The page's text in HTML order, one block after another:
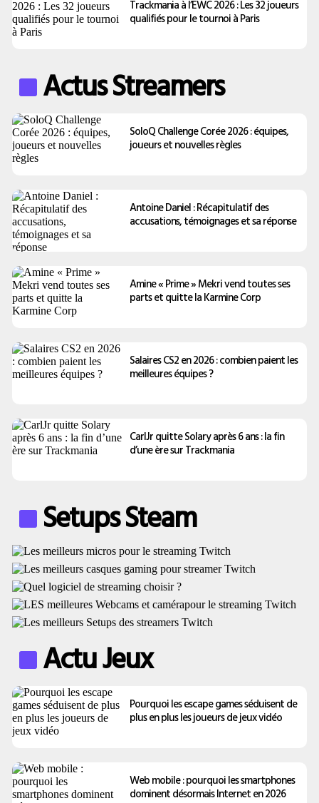
Trackmania à l’EWC 2026 : Les 32 joueurs
qualifiés pour le tournoi à Paris
Actus Streamers
SoloQ Challenge Corée 2026 : équipes,
joueurs et nouvelles règles
Antoine Daniel : Récapitulatif des
accusations, témoignages et sa réponse
Amine « Prime » Mekri vend toutes ses
parts et quitte la Karmine Corp
Salaires CS2 en 2026 : combien paient les
meilleures équipes ?
CarlJr quitte Solary après 6 ans : la fin
d’une ère sur Trackmania
Setups Steam
Actu Jeux
Pourquoi les escape games séduisent de
plus en plus les joueurs de jeux vidéo
Web mobile : pourquoi les smartphones
dominent désormais Internet en 2026